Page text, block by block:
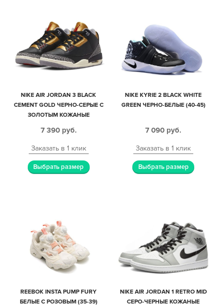
NIKE AIR JORDAN 3 BLACK
CEMENT GOLD ЧЕРНО-СЕРЫЕ С
ЗОЛОТЫМ КОЖАНЫЕ
7 390 руб.
Заказать в 1 клик
Выбрать размер
NIKE KYRIE 2 BLACK WHITE
GREEN ЧЕРНО-БЕЛЫЕ (40-45)
7 090 руб.
Заказать в 1 клик
Выбрать размер
REEBOK INSTA PUMP FURY
БЕЛЫЕ С РОЗОВЫМ (35-39)
NIKE AIR JORDAN 1 RETRO MID
СЕРО-ЧЕРНЫЕ КОЖАНЫЕ